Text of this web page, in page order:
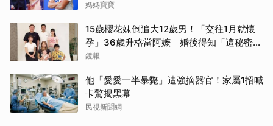
開
媽媽寶寶
15歲櫻花妹倒追大12歲男！「交往1月就懷
孕」36歲升格當阿嬤 婚後得知「這秘密」
傻眼了
鏡報
他「愛愛一半暴斃」遭強摘器官！家屬1招喊
卡驚揭黑幕
民視新聞網